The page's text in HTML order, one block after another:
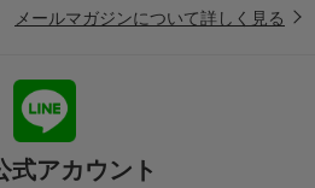
メールマガジンについて詳しく見る
式アカウント